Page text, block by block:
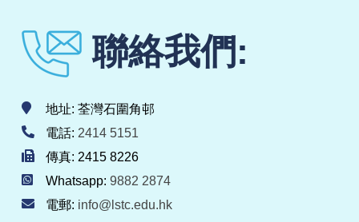
聯絡我們:
地址: 荃灣石圍角邨
電話: 2414 5151
傳真: 2415 8226
Whatsapp: 9882 2874
電郵: info@lstc.edu.hk